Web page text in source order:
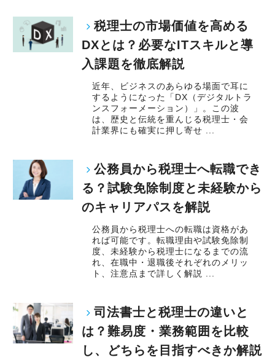
税理士の市場価値を高める
DXとは？必要なITスキルと導
入課題を徹底解説
近年、ビジネスのあらゆる場面で耳に
するようになった「DX（デジタルトラ
ンスフォーメーション）」。この波
は、歴史と伝統を重んじる税理士・会
計業界にも確実に押し寄せ ...
公務員から税理士へ転職でき
る？試験免除制度と未経験から
のキャリアパスを解説
公務員から税理士への転職は資格があ
れば可能です。転職理由や試験免除制
度、未経験から税理士になるまでの流
れ、在職中・退職後それぞれのメリッ
ト、注意点まで詳しく解説 ...
司法書士と税理士の違いと
は？難易度・業務範囲を比較
し、どちらを目指すべきか解説